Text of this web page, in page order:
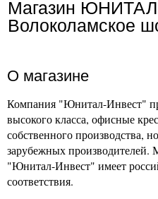
Магазин
Волоколамское
О магазине
Компания "Юнитал-Инвест"
высокого класса, офисные
собственного производства,
зарубежных производителей.
"Юнитал-Инвест" имеет
соответствия.